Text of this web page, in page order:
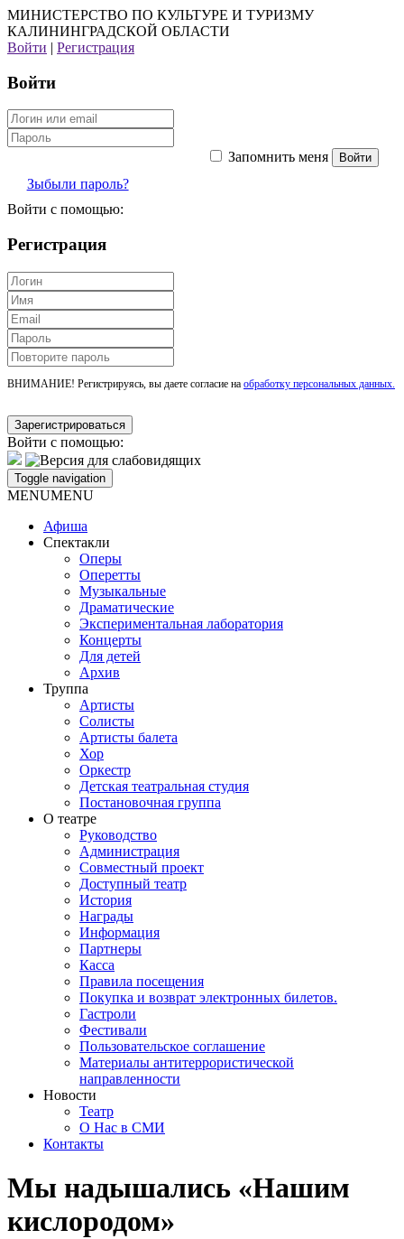
МИНИСТЕРСТВО ПО КУЛЬТУРЕ И ТУРИЗМУ
КАЛИНИНГРАДСКОЙ ОБЛАСТИ
Войти | Регистрация
Войти
Запомнить меня
Зыбыли пароль?
Войти с помощью:
Регистрация
ВНИМАНИЕ! Регистрируясь, вы даете согласие на обработку персональных данных.
Войти с помощью:
Toggle navigation
MENUMENU
Афиша
Спектакли
Оперы
Оперетты
Музыкальные
Драматические
Экспериментальная лаборатория
Концерты
Для детей
Архив
Труппа
Артисты
Солисты
Артисты балета
Хор
Оркестр
Детская театральная студия
Постановочная группа
О театре
Руководство
Администрация
Совместный проект
Доступный театр
История
Награды
Информация
Партнеры
Касса
Правила посещения
Покупка и возврат электронных билетов.
Гастроли
Фестивали
Пользовательское соглашение
Материалы антитеррористической
направленности
Новости
Театр
О Нас в СМИ
Контакты
Мы надышались «Нашим
кислородом»